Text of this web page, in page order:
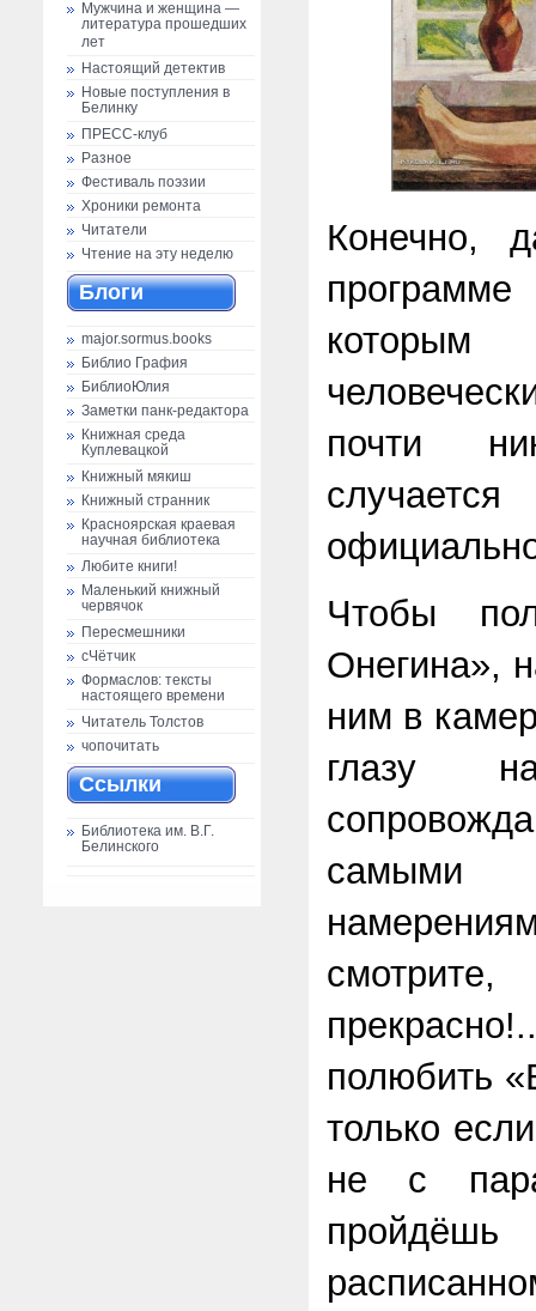
Мужчина и женщина —
литература прошедших
лет
Настоящий детектив
Новые поступления в
Белинку
ПРЕСС-клуб
Разное
Фестиваль поэзии
Хроники ремонта
Читатели
Чтение на эту неделю
Блоги
major.sormus.books
Библио Графия
БиблиоЮлия
Заметки панк-редактора
Книжная среда
Куплевацкой
Книжный мякиш
Книжный странник
Красноярская краевая
научная библиотека
Любите книги!
Маленький книжный
червячок
Пересмешники
сЧётчик
Формаслов: тексты
настоящего времени
Читатель Толстов
чопочитать
Ссылки
Библиотека им. В.Г.
Белинского
Конечно,
почти
Чтобы
Онегина»,
ним в
глазу
полюбить
только
не с